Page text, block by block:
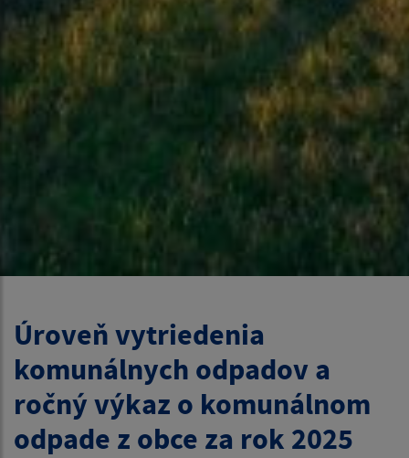
Úroveň vytriedenia
komunálnych odpadov a
ročný výkaz o komunálnom
odpade z obce za rok 2025